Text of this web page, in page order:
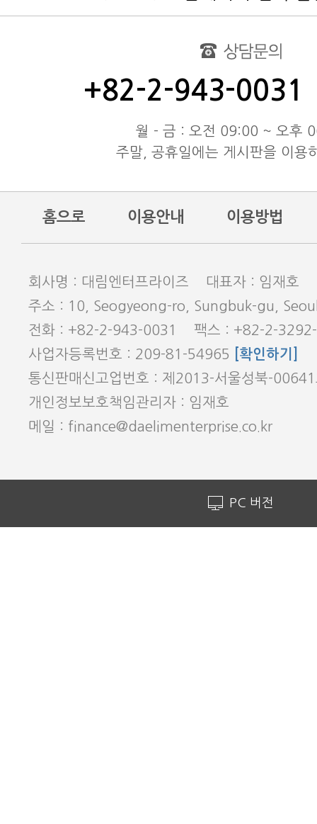
여름 휴가 배송 지연 안내
동해물과 백두산이 마르고
동해물과 백두산이 마르고
동해물과 백두산이 마르고
+82-2-943-0031
월 - 금 : 오전 09:00 ~ 오후
주말, 공휴일에는 게시판을 이용
홈으로 이용안내 이용방법
회사명 : 대림엔터프라이즈 대표자 : 임재호
주소 : 10, Seogyeong-ro, Sungbuk-gu,
전화 : +82-2-943-0031 팩스 : +82-2-
사업자등록번호 : 209-81-54965
[확인하기]
통신판매신고업번호 : 제2013-서울성북-
개인정보보호책임관리자 : 임재호
메일 : finance@daelimenterprise.co.kr
PC 버전